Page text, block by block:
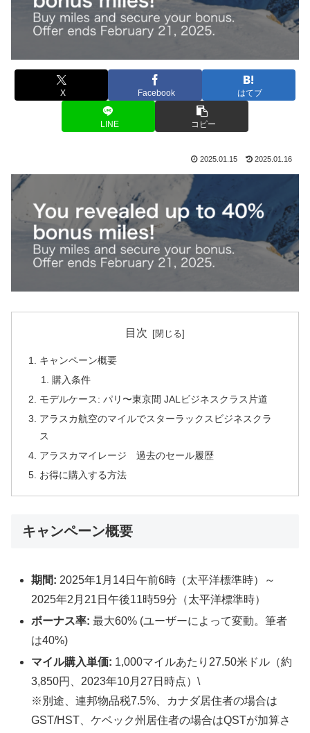
X Facebook はてブ
LINE コピー
2025.01.15 2025.01.16
目次
キャンペーン概要
購入条件
モデルケース: パリ〜東京間 JALビジネスクラス片道
アラスカ航空のマイルでスターラックスビジネスクラ
ス
アラスカマイレージ 過去のセール履歴
お得に購入する方法
キャンペーン概要
期間: 2025年1月14日午前6時（太平洋標準時）～
2025年2月21日午後11時59分（太平洋標準時）
ボーナス率: 最大60% (ユーザーによって変動。筆者
は40%)
マイル購入単価: 1,000マイルあたり27.50米ドル（約
3,850円、2023年10月27日時点）\
※別途、連邦物品税7.5%、カナダ居住者の場合は
GST/HST、ケベック州居住者の場合はQSTが加算さ